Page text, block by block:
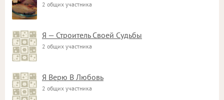
2 общих участника
Я — Строитель Своей Судьбы
2 общих участника
Я Верю В Любовь
2 общих участника